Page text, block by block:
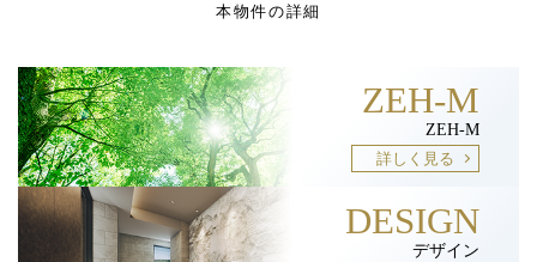
本物件の詳細
ZEH-M
ZEH-M
詳しく見る
DESIGN
デザイン